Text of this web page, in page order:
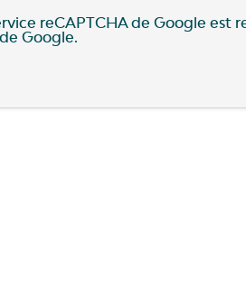
reCAPTCHA de Google est
de Google.